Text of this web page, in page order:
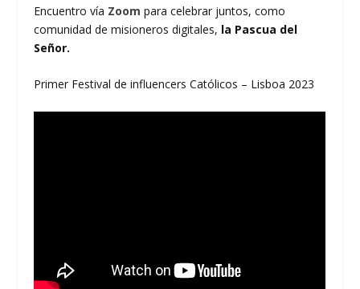
Encuentro vía Zoom para celebrar juntos, como
comunidad de misioneros digitales, la Pascua del
Señor.
Primer Festival de influencers Católicos – Lisboa 2023